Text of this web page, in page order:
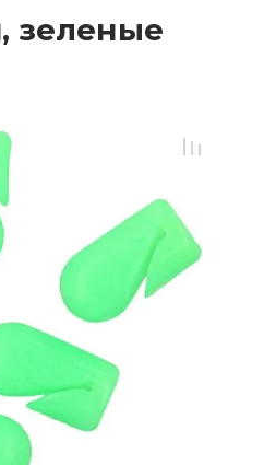
зеленые